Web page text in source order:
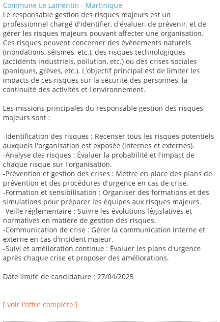
Commune Le Lamentin - Martinique
Le responsable gestion des risques majeurs est un
professionnel chargé d'identifier, d'évaluer, de prévenir, et de
gérer les risques majeurs pouvant affecter une organisation.
Ces risques peuvent concerner des événements naturels
(inondations, séismes, etc.), des risques technologiques
(accidents industriels, pollution, etc.) ou des crises sociales
(paniques, grèves, etc.). L'objectif principal est de limiter les
impacts de ces risques sur la sécurité des personnes, la
continuité des activités et l'environnement.
Les missions principales du responsable gestion des risques
majeurs sont :
-Identification des risques : Recenser tous les risques potentiels
auxquels l'organisation est exposée (internes et externes).
-Analyse des risques : Évaluer la probabilité et l'impact de
chaque risque sur l'organisation.
-Prévention et gestion des crises : Mettre en place des plans de
prévention et des procédures d'urgence en cas de crise.
-Formation et sensibilisation : Organiser des formations et des
simulations pour préparer les équipes aux risques majeurs.
-Veille réglementaire : Suivre les évolutions législatives et
normatives en matière de gestion des risques.
-Communication de crise : Gérer la communication interne et
externe en cas d'incident majeur.
-Suivi et amélioration continue : Évaluer les plans d'urgence
après chaque crise et proposer des améliorations.
Date limite de candidature : 27/04/2025
[ voir l'offre complète ]